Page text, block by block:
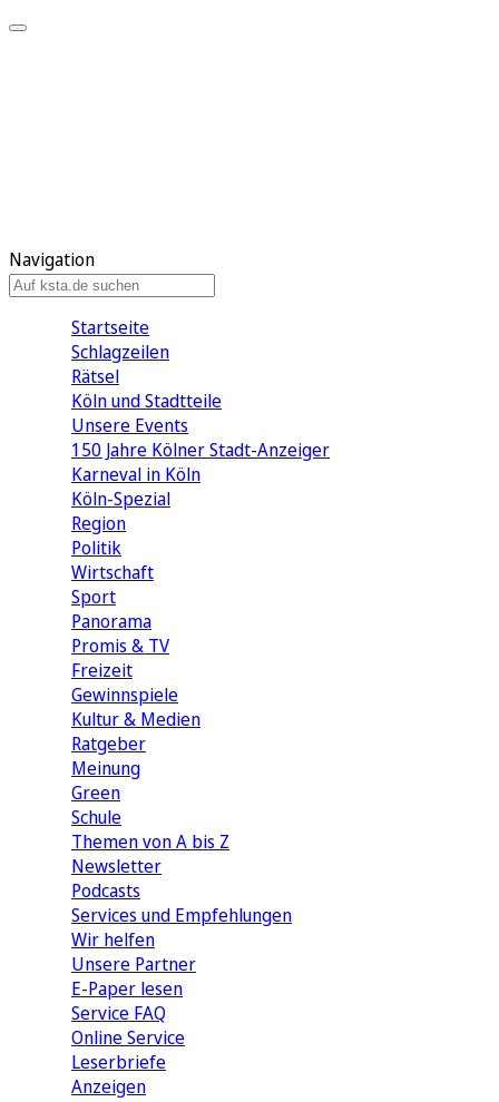
Navigation
Startseite
Schlagzeilen
Rätsel
Köln und Stadtteile
Unsere Events
150 Jahre Kölner Stadt-Anzeiger
Karneval in Köln
Köln-Spezial
Region
Politik
Wirtschaft
Sport
Panorama
Promis & TV
Freizeit
Gewinnspiele
Kultur & Medien
Ratgeber
Meinung
Green
Schule
Themen von A bis Z
Newsletter
Podcasts
Services und Empfehlungen
Wir helfen
Unsere Partner
E-Paper lesen
Service FAQ
Online Service
Leserbriefe
Anzeigen